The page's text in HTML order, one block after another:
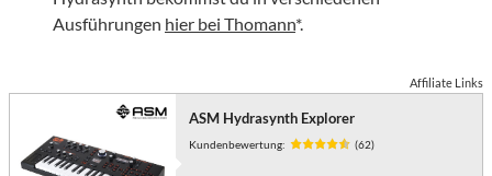
Ausführungen hier bei Thomann*.
Affiliate Links
ASM Hydrasynth Explorer
Kundenbewertung: (62)